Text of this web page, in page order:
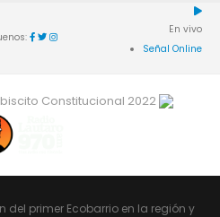
En vivo
Señal Online
Constitucional 2022
del primer Ecobarrio en la región y